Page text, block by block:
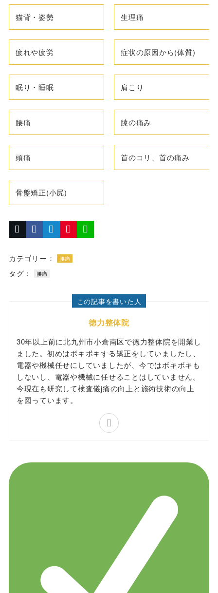
猫背・姿勢 生理痛
疲れや疲労 症状の原因から(体質)
眠り・睡眠 肩こり
腰痛 膝の痛み
頭痛 首のコリ、首の痛み
骨盤矯正(小尻)
カテゴリー： 腰痛
タグ： 腰痛
この記事を書いた人
徳力整体院
30年以上前に北九州市小倉南区で徳力整体院を開業し
ました。初めはボキボキする矯正をしていましたし、
電器や機械任せにしていましたが、今ではボキボキも
しないし、電器や機械に任せることはしていません。
今現在も研究して検査儀j痛の向上と施術技術の向上
を図っています。